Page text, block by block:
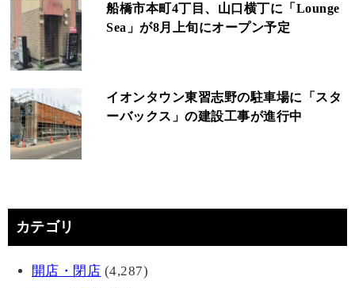
船橋市本町4丁目、山口横丁に「Lounge
Sea」が8月上旬にオープン予定
イオンタウン東習志野の駐車場に「スタ
ーバックス」の建設工事が進行中
カテゴリ
開店・閉店 (4,287)